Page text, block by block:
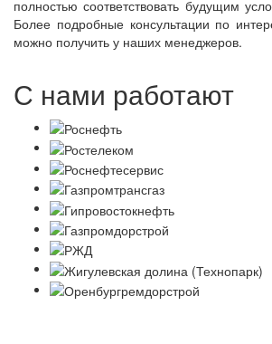
полностью соответствовать будущим
Более подробные консультации по
можно получить у наших менеджеров.
С нами работают